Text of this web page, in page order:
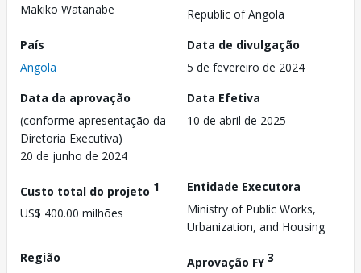
Makiko Watanabe
Republic of Angola
País
Angola
Data de divulgação
5 de fevereiro de 2024
Data da aprovação
(conforme apresentação da
Diretoria Executiva)
20 de junho de 2024
Data Efetiva
10 de abril de 2025
Custo total do projeto 1
US$ 400.00 milhões
Entidade Executora
Ministry of Public Works,
Urbanization, and Housing
Região
Aprovação FY3